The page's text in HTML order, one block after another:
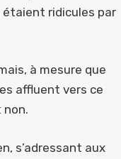
étaient ridicules par
à mesure que
affluent vers ce
non.
s’adressant aux